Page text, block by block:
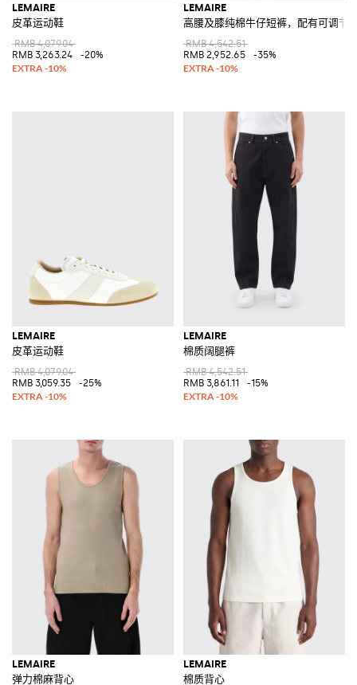
LEMAIRE
皮革运动鞋
RMB 4,079.04
RMB 3,263.24
-20%
LEMAIRE
高腰及膝纯棉牛仔短裤，配有可调节
RMB 4,542.51
RMB 2,952.65
-35%
LEMAIRE
皮革运动鞋
RMB 4,079.04
RMB 3,059.35
-25%
LEMAIRE
棉质阔腿裤
RMB 4,542.51
RMB 3,861.11
-15%
LEMAIRE
弹力棉麻背心
LEMAIRE
棉质背心